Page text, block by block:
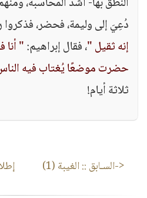
دُعِيَ إلى وليمة، فحضر، فذكروا
إنه ثقيل "، فقال إبراهيم:"
حضرت موضعًا يُغتاب فيه
ثلاثة أيام!
<-السـابق ::الغيبة (1)